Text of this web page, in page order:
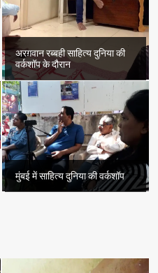
अरग़वान रब्बही साहित्य दुनिया की
वर्कशॉप के दौरान
मुंबई में साहित्य दुनिया की वर्कशॉप